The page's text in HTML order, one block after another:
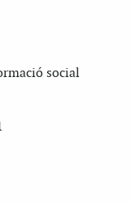
social